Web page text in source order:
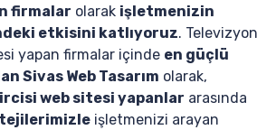
firmalar olarak işletmenizin
etkisini katlıyoruz. Televizyon
yapan firmalar içinde en güçlü
Sivas Web Tasarım olarak,
web sitesi yapanlar arasında
işletmenizi arayan